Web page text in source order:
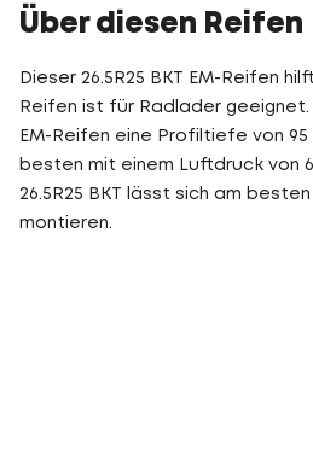
Über diesen Reifen
Dieser 26.5R25 BKT EM-Reifen
Reifen ist für Radlader
EM-Reifen eine Profiltiefe von 95
besten mit einem Luftdruck von
26.5R25 BKT lässt sich am
montieren.